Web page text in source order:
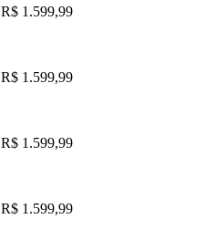
R$ 1.599,99
R$ 1.599,99
R$ 1.599,99
R$ 1.599,99